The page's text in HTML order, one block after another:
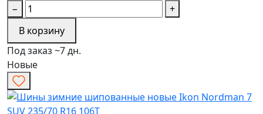
−
+
В корзину
Под заказ ~7 дн.
Новые